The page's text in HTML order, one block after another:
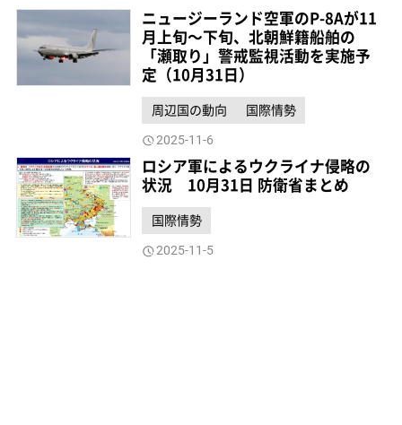
ニュージーランド空軍のP-8Aが11
月上旬～下旬、北朝鮮籍船舶の
「瀬取り」警戒監視活動を実施予
定（10月31日）
周辺国の動向 国際情勢
2025-11-6
ロシア軍によるウクライナ侵略の
状況 10月31日 防衛省まとめ
国際情勢
2025-11-5